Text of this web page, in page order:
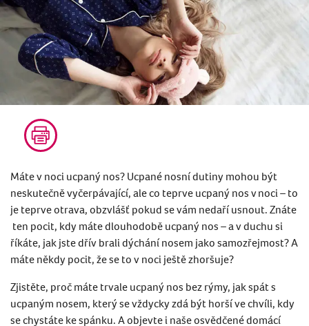
Máte v noci ucpaný nos? Ucpané nosní dutiny mohou být
neskutečně vyčerpávající, ale co teprve ucpaný nos v noci – to
je teprve otrava, obzvlášť pokud se vám nedaří usnout. Znáte
ten pocit, kdy máte dlouhodobě ucpaný nos – a v duchu si
říkáte, jak jste dřív brali dýchání nosem jako samozřejmost? A
máte někdy pocit, že se to v noci ještě zhoršuje?
Zjistěte, proč máte trvale ucpaný nos bez rýmy, jak spát s
ucpaným nosem, který se vždycky zdá být horší ve chvíli, kdy
se chystáte ke spánku. A objevte i naše osvědčené domácí